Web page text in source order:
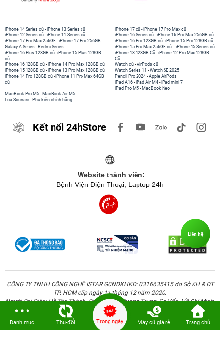
iPhone 14 Series cũ -iPhone 13 Series cũ
iPhone 12 Series cũ -iPhone 11 Series cũ
iPhone 17 Pro Max 256GB -iPhone 17 Pro 256GB
Galaxy A Series - Redmi Series
iPhone 17 cũ -iPhone 17 Pro Max cũ
iPhone 16 Series cũ - iPhone 16 Pro Max 256GB cũ
iPhone 16 Pro 128GB cũ -iPhone 15 Pro 128GB cũ
iPhone 15 Pro Max 256GB cũ - iPhone 15 Series cũ
iPhone 16 Plus 128GB cũ -iPhone 15 Plus 128GB
cũ
iPhone 16 128GB cũ -iPhone 14 Pro Max 128GB cũ
iPhone 15 128GB cũ -iPhone 13 Pro Max 128GB cũ
iPhone 14 Pro 128GB cũ -iPhone 11 Pro Max 64GB
cũ
iPhone 13 128GB Cũ -iPhone 12 Pro Max 128GB
Cũ
Watch cũ -AirPods cũ
Watch Series 11 -Watch SE 2025
Pencil Pro 2024 -Apple AirPods
iPad A16 -iPad Air M4 -iPad mini 7
iPad Pro M5 - MacBook Neo
MacBook Pro M5 - MacBook Air M5
Loa Sounarc - Phụ kiện chính hãng
Kết nối 24hStore
Website thành viên:
Bệnh Viện Điện Thoại, Laptop 24h
CÔNG TY TNHH CÔNG NGHỆ ISTAR GCNDKHKD: 0316635415 do Sở KH & ĐT
TP. HCM cấp ngày 11 tháng 12 năm 2020.
Người Đại Diện: Hồ Tác Thành. Địa chỉ: 389 Quang Trung, Gò Vấp, Hồ Chí Minh.
Danh mục Thu-đổi Trong ngày Máy cũ giá rẻ Trang chủ
Liên hệ